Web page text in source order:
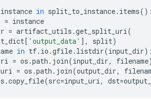
instance in split_to_instance. items
= instance
= artifact_utils .get_split_uri(
[ 'output_data' ], split)
in tf. io .gfile. listdir(input_dir
= os .path . join(input_dir, filename
= os .path . join(output_dir,
.copy_file(src=input_uri, dst=